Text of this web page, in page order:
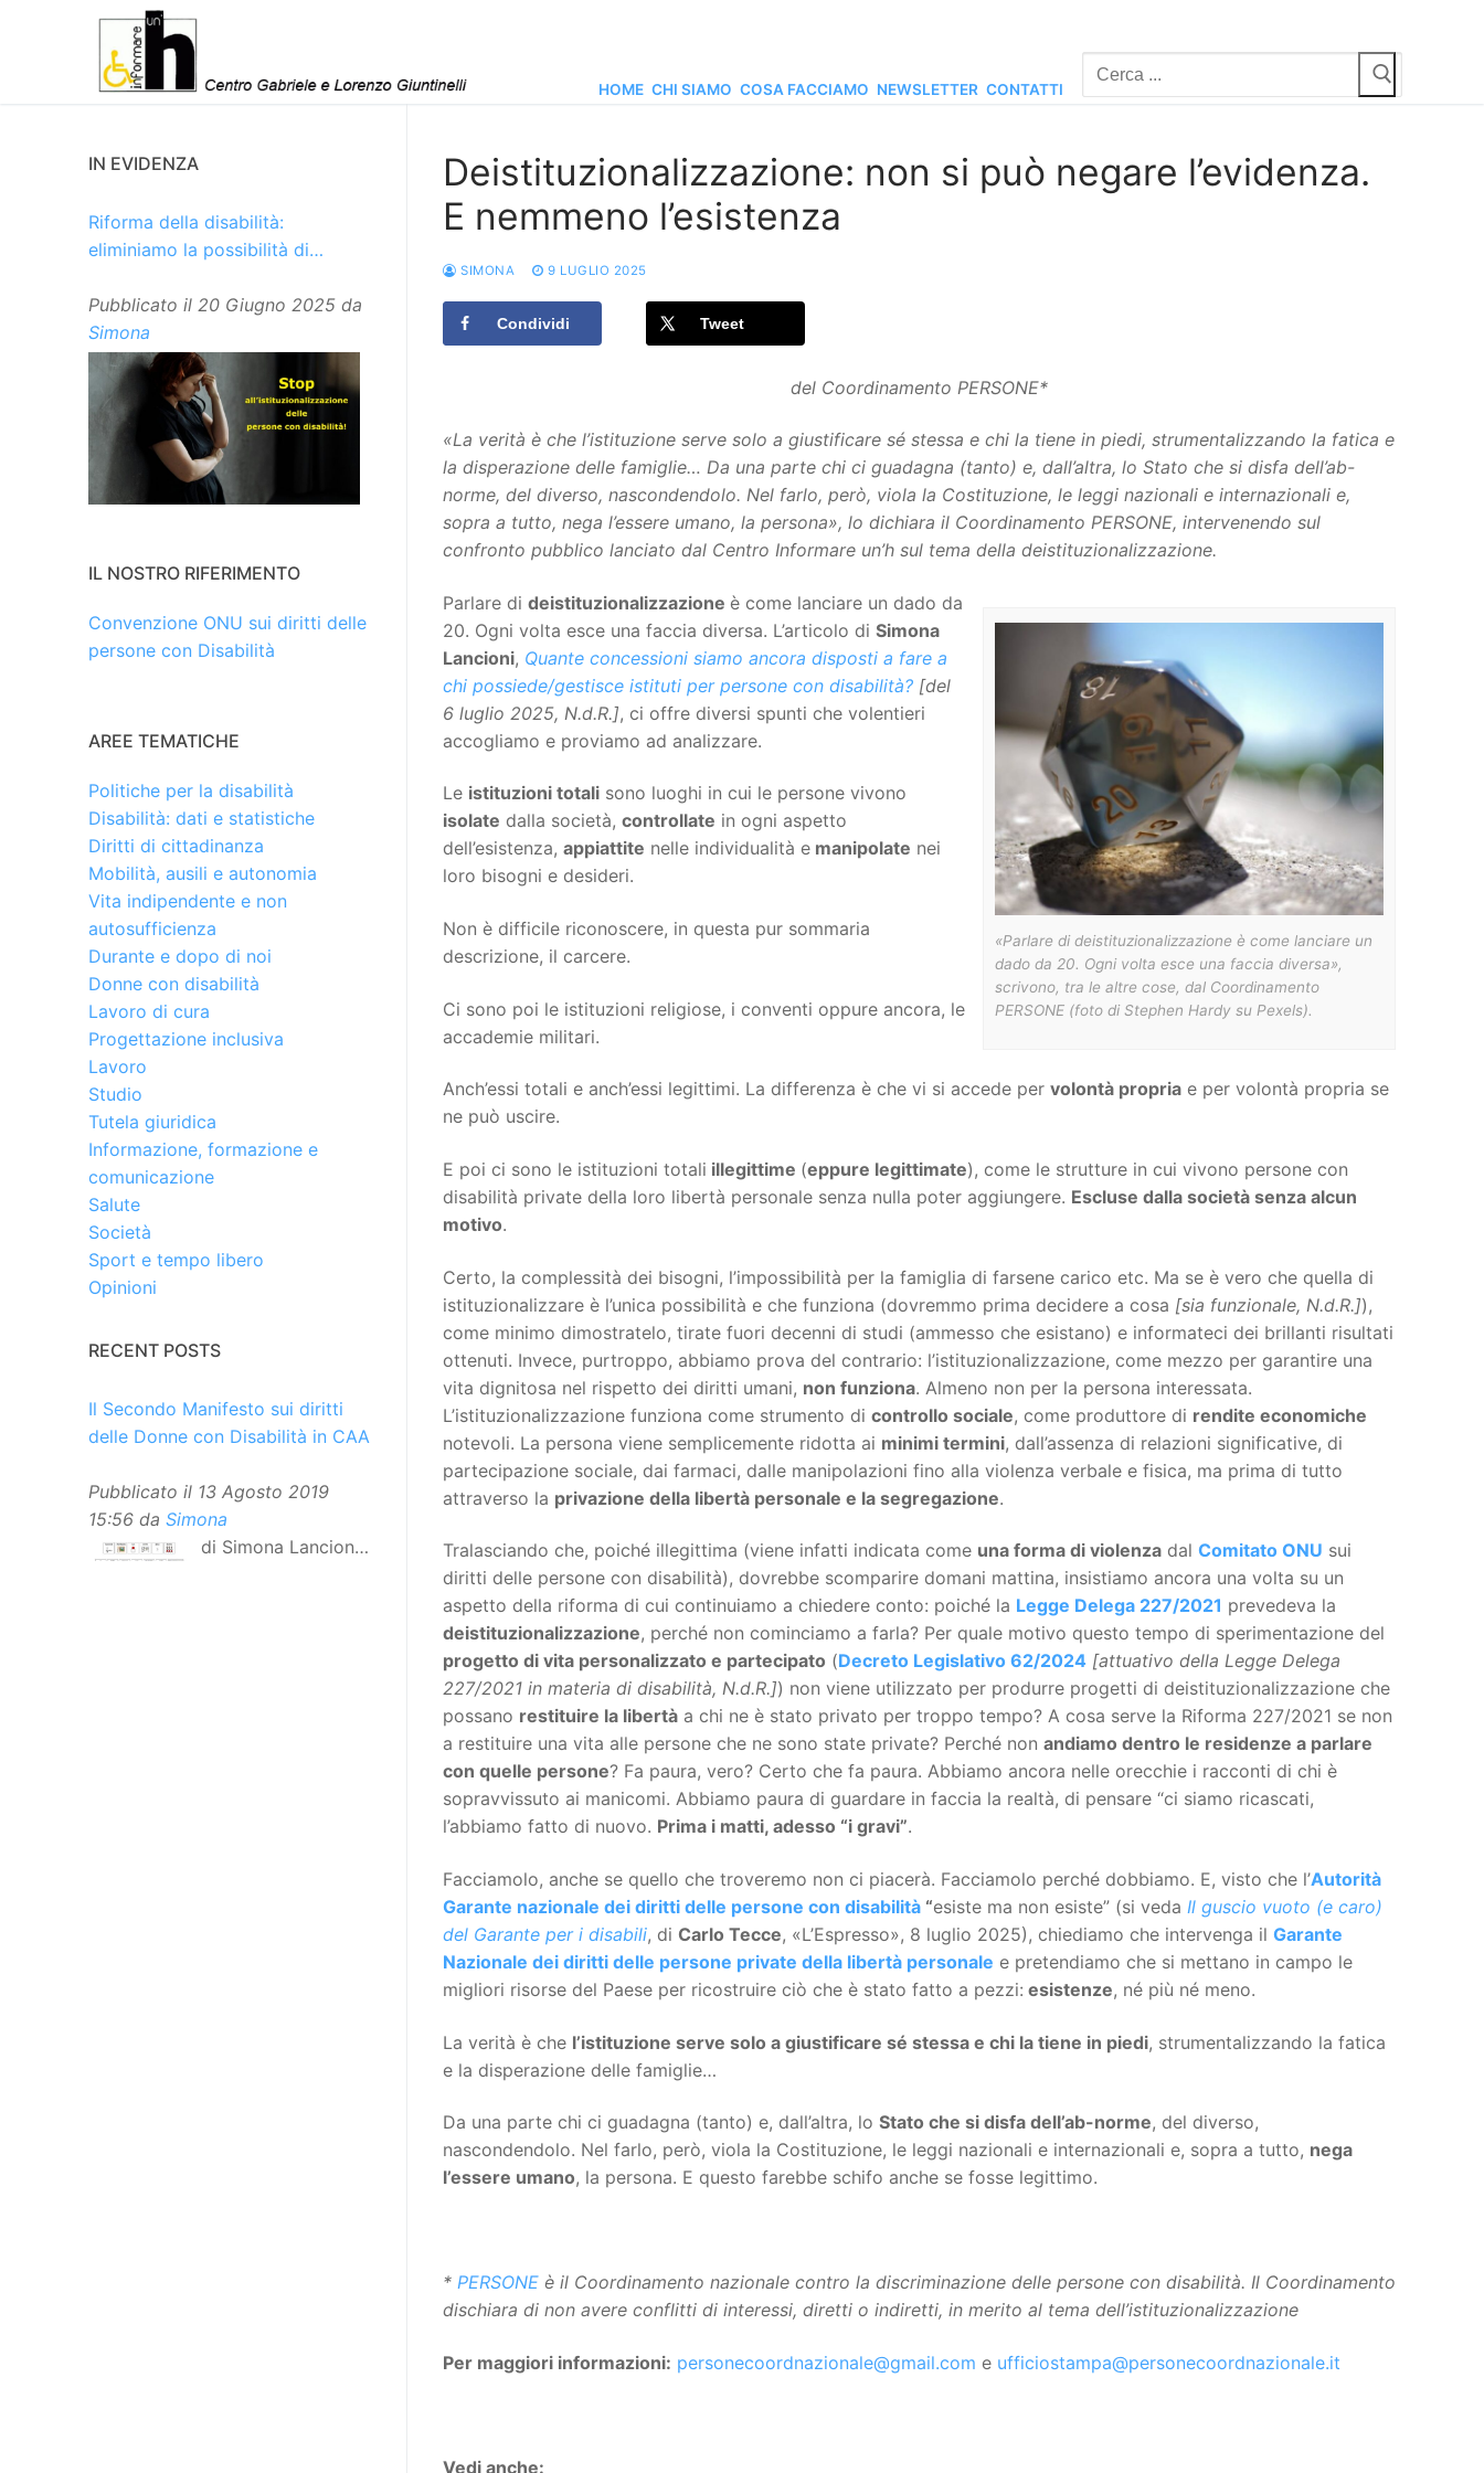
HOME CHI SIAMO COSA FACCIAMO NEWSLETTER CONTATTI
Cerca:
Deistituzionalizzazione: non si può negare l’evidenza.
E nemmeno l’esistenza
SIMONA 9 LUGLIO 2025
Condividi Tweet
del Coordinamento PERSONE*
«La verità è che l’istituzione serve solo a giustificare sé stessa e chi la tiene in piedi, strumentalizzando la fatica e
la disperazione delle famiglie… Da una parte chi ci guadagna (tanto) e, dall’altra, lo Stato che si disfa dell’ab-
norme, del diverso, nascondendolo. Nel farlo, però, viola la Costituzione, le leggi nazionali e internazionali e,
sopra a tutto, nega l’essere umano, la persona», lo dichiara il Coordinamento PERSONE, intervenendo sul
confronto pubblico lanciato dal Centro Informare un’h sul tema della deistituzionalizzazione.
«Parlare di deistituzionalizzazione è come lanciare un
dado da 20. Ogni volta esce una faccia diversa»,
scrivono, tra le altre cose, dal Coordinamento
PERSONE (foto di Stephen Hardy su Pexels).
Parlare di deistituzionalizzazione è come lanciare un dado da
20. Ogni volta esce una faccia diversa. L’articolo di Simona
Lancioni, Quante concessioni siamo ancora disposti a fare a
chi possiede/gestisce istituti per persone con disabilità? [del
6 luglio 2025, N.d.R.], ci offre diversi spunti che volentieri
accogliamo e proviamo ad analizzare.
Le istituzioni totali sono luoghi in cui le persone vivono
isolate dalla società, controllate in ogni aspetto
dell’esistenza, appiattite nelle individualità e manipolate nei
loro bisogni e desideri.
Non è difficile riconoscere, in questa pur sommaria
descrizione, il carcere.
Ci sono poi le istituzioni religiose, i conventi oppure ancora, le
accademie militari.
Anch’essi totali e anch’essi legittimi. La differenza è che vi si accede per volontà propria e per volontà propria se
ne può uscire.
E poi ci sono le istituzioni totali illegittime (eppure legittimate), come le strutture in cui vivono persone con
disabilità private della loro libertà personale senza nulla poter aggiungere. Escluse dalla società senza alcun
motivo.
Certo, la complessità dei bisogni, l’impossibilità per la famiglia di farsene carico etc. Ma se è vero che quella di
istituzionalizzare è l’unica possibilità e che funziona (dovremmo prima decidere a cosa [sia funzionale, N.d.R.]),
come minimo dimostratelo, tirate fuori decenni di studi (ammesso che esistano) e informateci dei brillanti risultati
ottenuti. Invece, purtroppo, abbiamo prova del contrario: l’istituzionalizzazione, come mezzo per garantire una
vita dignitosa nel rispetto dei diritti umani, non funziona. Almeno non per la persona interessata.
L’istituzionalizzazione funziona come strumento di controllo sociale, come produttore di rendite economiche
notevoli. La persona viene semplicemente ridotta ai minimi termini, dall’assenza di relazioni significative, di
partecipazione sociale, dai farmaci, dalle manipolazioni fino alla violenza verbale e fisica, ma prima di tutto
attraverso la privazione della libertà personale e la segregazione.
Tralasciando che, poiché illegittima (viene infatti indicata come una forma di violenza dal Comitato ONU sui
diritti delle persone con disabilità), dovrebbe scomparire domani mattina, insistiamo ancora una volta su un
aspetto della riforma di cui continuiamo a chiedere conto: poiché la Legge Delega 227/2021 prevedeva la
deistituzionalizzazione, perché non cominciamo a farla? Per quale motivo questo tempo di sperimentazione del
progetto di vita personalizzato e partecipato (Decreto Legislativo 62/2024 [attuativo della Legge Delega
227/2021 in materia di disabilità, N.d.R.]) non viene utilizzato per produrre progetti di deistituzionalizzazione che
possano restituire la libertà a chi ne è stato privato per troppo tempo? A cosa serve la Riforma 227/2021 se non
a restituire una vita alle persone che ne sono state private? Perché non andiamo dentro le residenze a parlare
con quelle persone? Fa paura, vero? Certo che fa paura. Abbiamo ancora nelle orecchie i racconti di chi è
sopravvissuto ai manicomi. Abbiamo paura di guardare in faccia la realtà, di pensare “ci siamo ricascati,
l’abbiamo fatto di nuovo. Prima i matti, adesso “i gravi”.
Facciamolo, anche se quello che troveremo non ci piacerà. Facciamolo perché dobbiamo. E, visto che l’Autorità
Garante nazionale dei diritti delle persone con disabilità “esiste ma non esiste” (si veda Il guscio vuoto (e caro)
del Garante per i disabili, di Carlo Tecce, «L’Espresso», 8 luglio 2025), chiediamo che intervenga il Garante
Nazionale dei diritti delle persone private della libertà personale e pretendiamo che si mettano in campo le
migliori risorse del Paese per ricostruire ciò che è stato fatto a pezzi: esistenze, né più né meno.
La verità è che l’istituzione serve solo a giustificare sé stessa e chi la tiene in piedi, strumentalizzando la fatica
e la disperazione delle famiglie…
Da una parte chi ci guadagna (tanto) e, dall’altra, lo Stato che si disfa dell’ab-norme, del diverso,
nascondendolo. Nel farlo, però, viola la Costituzione, le leggi nazionali e internazionali e, sopra a tutto, nega
l’essere umano, la persona. E questo farebbe schifo anche se fosse legittimo.
* PERSONE è il Coordinamento nazionale contro la discriminazione delle persone con disabilità. Il Coordinamento
dischiara di non avere conflitti di interessi, diretti o indiretti, in merito al tema dell’istituzionalizzazione
Per maggiori informazioni: personecoordnazionale@gmail.com e ufficiostampa@personecoordnazionale.it
Vedi anche:
IN EVIDENZA
Riforma della disabilità:
eliminiamo la possibilità di
Pubblicato il 20 Giugno 2025 da
Simona
IL NOSTRO RIFERIMENTO
Convenzione ONU sui diritti delle
persone con Disabilità
AREE TEMATICHE
Politiche per la disabilità
Disabilità: dati e statistiche
Diritti di cittadinanza
Mobilità, ausili e autonomia
Vita indipendente e non
autosufficienza
Durante e dopo di noi
Donne con disabilità
Lavoro di cura
Progettazione inclusiva
Lavoro
Studio
Tutela giuridica
Informazione, formazione e
comunicazione
Salute
Società
Sport e tempo libero
Opinioni
RECENT POSTS
Il Secondo Manifesto sui diritti
delle Donne con Disabilità in CAA
Pubblicato il 13 Agosto 2019
15:56 da Simona
di Simona Lancioni,